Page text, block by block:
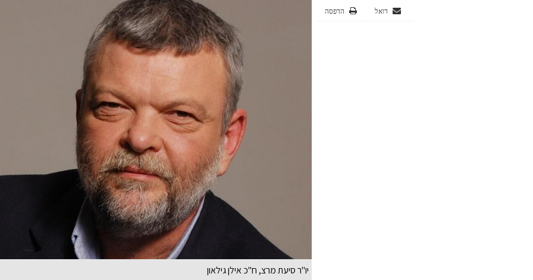
הדפסה דואל
יו"ר סיעת מרצ, ח"כ אילן גילאון